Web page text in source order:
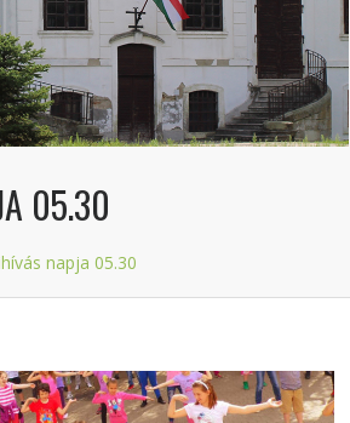
05.30
napja 05.30